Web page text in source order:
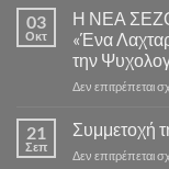
03
Οκτ
Η ΝΕΑ
«Ένα
την
Δεν επιτρέπεται
21
Σεπ
Συμμετοχή
Δεν επιτρέπεται